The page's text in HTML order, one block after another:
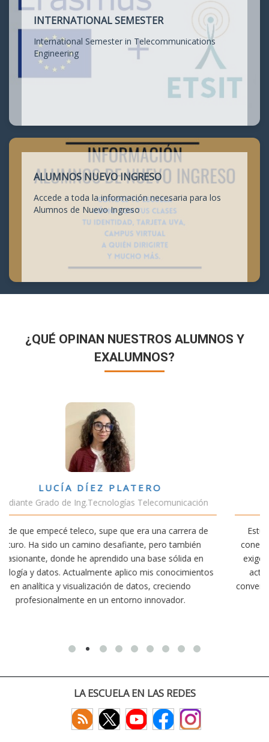
INTERNATIONAL SEMESTER
International Semester in Telecommunications
Engineering
ALUMNOS NUEVO INGRESO
Accede a toda la información necesaria para los
Alumnos de Nuevo Ingreso
¿QUÉ OPINAN NUESTROS ALUMNOS Y
EXALUMNOS?
de
VÍCTOR SÁNCHEZ VALENCIA
Estudiante Doble Grado Teleco-ADE
Estudiar teleco me ha permitido comprender cómo la
conectividad afecta nuestra vida diaria. Aunque la
exige esfuerzo, he dedicado parte de mi tiempo a otras
actividades como el salvamento y socorrismo. Estoy
convencido de que elegir teleco ha sido una de las
decisiones que he tomado.
LA ESCUELA EN LAS REDES